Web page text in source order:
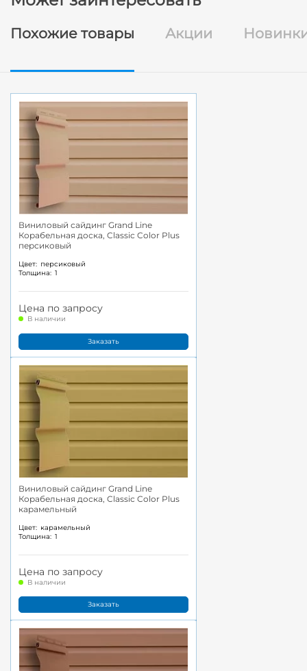
Похожие товары Акции
Виниловый сайдинг Grand Line
Корабельная доска, Classic Color Plus
персиковый
Цвет: персиковый
Толщина: 1
Цена по запросу
В наличии
Заказать
Виниловый сайдинг Grand Line
Корабельная доска, Classic Color Plus
карамельный
Цвет: карамельный
Толщина: 1
Цена по запросу
В наличии
Заказать